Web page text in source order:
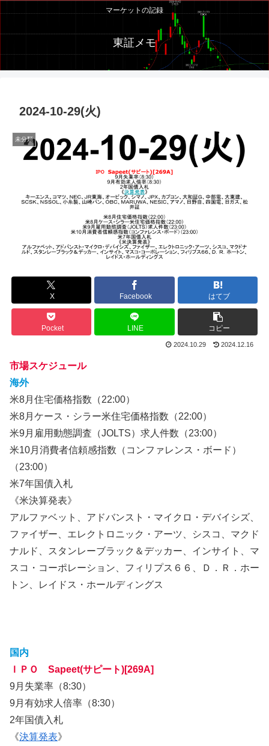
マーケットの記録
東証メモ
2024-10-29(火)
未分類
X Facebook はてブ
Pocket LINE コピー
2024.10.29 2024.12.16
市場スケジュール
海外
米8月住宅価格指数（22:00）
米8月ケース・シラー米住宅価格指数（22:00）
米9月雇用動態調査（JOLTS）求人件数（23:00）
米10月消費者信頼感指数（コンファレンス・ボード）
（23:00）
米7年国債入札
《米決算発表》
アルファベット、アドバンスト・マイクロ・デバイシズ、
ファイザー、エレクトロニック・アーツ、シスコ、マクド
ナルド、スタンレーブラック＆デッカー、インサイト、マ
スコ・コーポレーション、フィリプス６６、Ｄ．Ｒ．ホー
トン、レイドス・ホールディングス
国内
ＩＰＯ Sapeet(サピート)[269A]
9月失業率（8:30）
9月有効求人倍率（8:30）
2年国債入札
《決算発表》